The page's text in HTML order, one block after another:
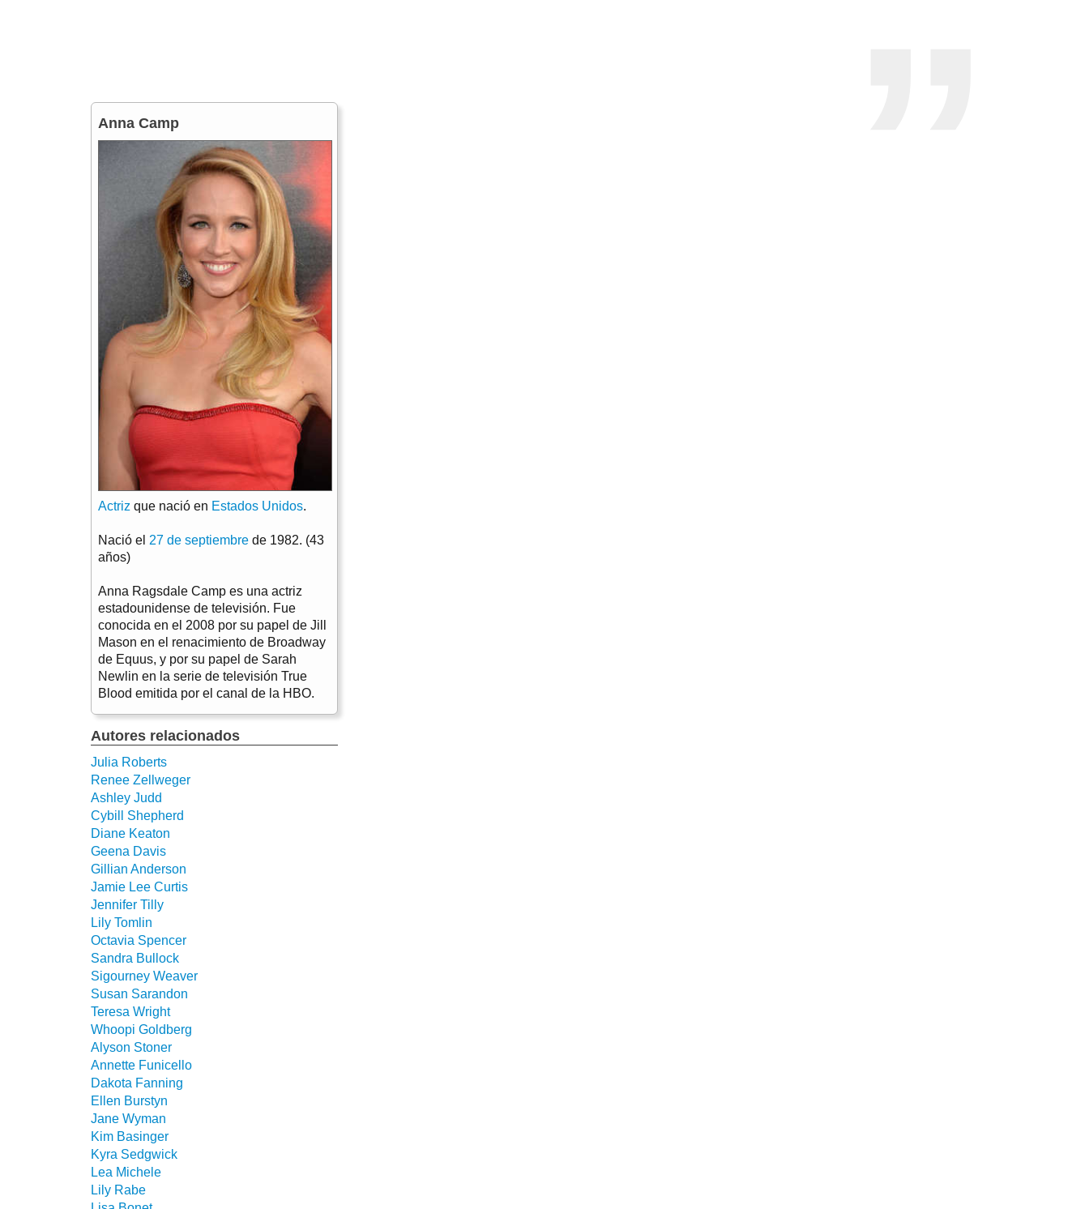
Anna Camp
Actriz que nació en Estados Unidos.
Nació el 27 de septiembre de 1982. (43
años)
Anna Ragsdale Camp es una actriz
estadounidense de televisión. Fue
conocida en el 2008 por su papel de Jill
Mason en el renacimiento de Broadway
de Equus, y por su papel de Sarah
Newlin en la serie de televisión True
Blood emitida por el canal de la HBO.
Autores relacionados
Julia Roberts
Renee Zellweger
Ashley Judd
Cybill Shepherd
Diane Keaton
Geena Davis
Gillian Anderson
Jamie Lee Curtis
Jennifer Tilly
Lily Tomlin
Octavia Spencer
Sandra Bullock
Sigourney Weaver
Susan Sarandon
Teresa Wright
Whoopi Goldberg
Alyson Stoner
Annette Funicello
Dakota Fanning
Ellen Burstyn
Jane Wyman
Kim Basinger
Kyra Sedgwick
Lea Michele
Lily Rabe